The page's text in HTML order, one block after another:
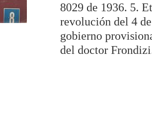
8029 de 1936. 5.
revolución del 4
gobierno
del doctor